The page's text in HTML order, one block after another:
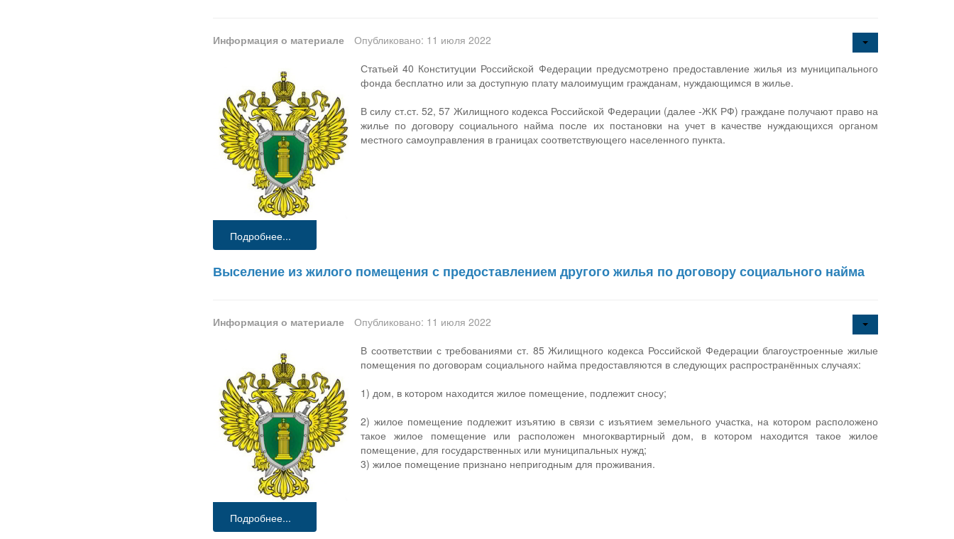
Информация о материале
Опубликовано: 11 июля 2022
Статьей 40 Конституции Российской Федерации предусмотрено предоставление жилья из муниципального
фонда бесплатно или за доступную плату малоимущим гражданам, нуждающимся в жилье.
В силу ст.ст. 52, 57 Жилищного кодекса Российской Федерации (далее -ЖК РФ) граждане получают право на
жилье по договору социального найма после их постановки на учет в качестве нуждающихся органом
местного самоуправления в границах соответствующего населенного пункта.
Подробнее...
Выселение из жилого помещения с предоставлением другого жилья по договору социального найма
Информация о материале
Опубликовано: 11 июля 2022
В соответствии с требованиями ст. 85 Жилищного кодекса Российской Федерации благоустроенные жилые
помещения по договорам социального найма предоставляются в следующих распространённых случаях:
1) дом, в котором находится жилое помещение, подлежит сносу;
2) жилое помещение подлежит изъятию в связи с изъятием земельного участка, на котором расположено
такое жилое помещение или расположен многоквартирный дом, в котором находится такое жилое
помещение, для государственных или муниципальных нужд;
3) жилое помещение признано непригодным для проживания.
Подробнее...